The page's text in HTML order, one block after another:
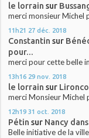
le lorrain sur
merci monsieur Michel
11h21 27 déc. 2018
Constantin sur
pour...
merci pour cette belle
13h16 29 nov. 2018
le lorrain sur
merci Monsieur Michel
12h19 31 oct. 2018
Pétin sur Nancy
Belle initiative de la